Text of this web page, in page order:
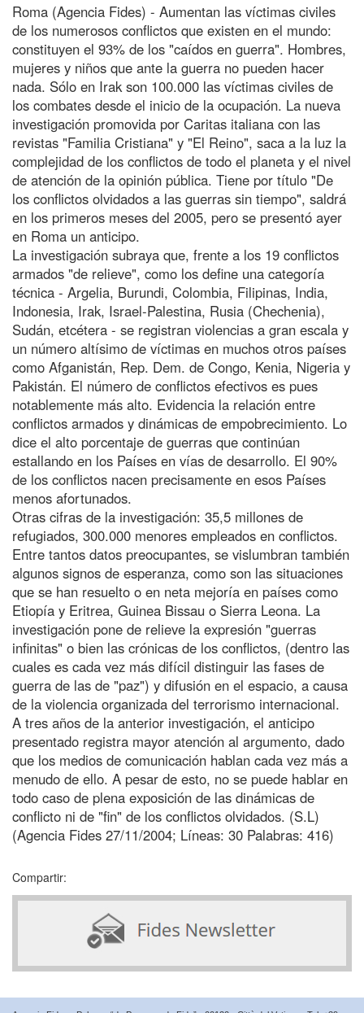
Roma (Agencia Fides) - Aumentan las víctimas civiles
de los numerosos conflictos que existen en el mundo:
constituyen el 93% de los "caídos en guerra". Hombres,
mujeres y niños que ante la guerra no pueden hacer
nada. Sólo en Irak son 100.000 las víctimas civiles de
los combates desde el inicio de la ocupación. La nueva
investigación promovida por Caritas italiana con las
revistas "Familia Cristiana" y "El Reino", saca a la luz la
complejidad de los conflictos de todo el planeta y el nivel
de atención de la opinión pública. Tiene por título "De
los conflictos olvidados a las guerras sin tiempo", saldrá
en los primeros meses del 2005, pero se presentó ayer
en Roma un anticipo.
La investigación subraya que, frente a los 19 conflictos
armados "de relieve", como los define una categoría
técnica - Argelia, Burundi, Colombia, Filipinas, India,
Indonesia, Irak, Israel-Palestina, Rusia (Chechenia),
Sudán, etcétera - se registran violencias a gran escala y
un número altísimo de víctimas en muchos otros países
como Afganistán, Rep. Dem. de Congo, Kenia, Nigeria y
Pakistán. El número de conflictos efectivos es pues
notablemente más alto. Evidencia la relación entre
conflictos armados y dinámicas de empobrecimiento. Lo
dice el alto porcentaje de guerras que continúan
estallando en los Países en vías de desarrollo. El 90%
de los conflictos nacen precisamente en esos Países
menos afortunados.
Otras cifras de la investigación: 35,5 millones de
refugiados, 300.000 menores empleados en conflictos.
Entre tantos datos preocupantes, se vislumbran también
algunos signos de esperanza, como son las situaciones
que se han resuelto o en neta mejoría en países como
Etiopía y Eritrea, Guinea Bissau o Sierra Leona. La
investigación pone de relieve la expresión "guerras
infinitas" o bien las crónicas de los conflictos, (dentro las
cuales es cada vez más difícil distinguir las fases de
guerra de las de "paz") y difusión en el espacio, a causa
de la violencia organizada del terrorismo internacional.
A tres años de la anterior investigación, el anticipo
presentado registra mayor atención al argumento, dado
que los medios de comunicación hablan cada vez más a
menudo de ello. A pesar de esto, no se puede hablar en
todo caso de plena exposición de las dinámicas de
conflicto ni de "fin" de los conflictos olvidados. (S.L)
(Agencia Fides 27/11/2004; Líneas: 30 Palabras: 416)
Compartir: